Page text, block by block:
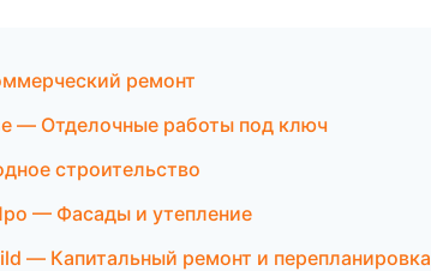
ремонт
— Отделочные работы под ключ
строительство
— Фасады и утепление
— Капитальный ремонт и перепланировка